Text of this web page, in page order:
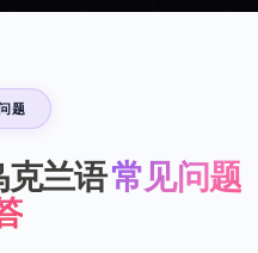
题
克兰语常见问题